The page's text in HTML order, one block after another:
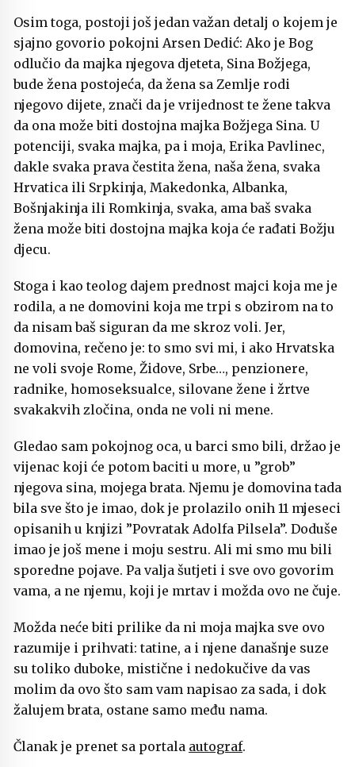
Osim toga, postoji još jedan važan detalj o kojem je
sjajno govorio pokojni Arsen Dedić: Ako je Bog
odlučio da majka njegova djeteta, Sina Božjega,
bude žena postojeća, da žena sa Zemlje rodi
njegovo dijete, znači da je vrijednost te žene takva
da ona može biti dostojna majka Božjega Sina. U
potenciji, svaka majka, pa i moja, Erika Pavlinec,
dakle svaka prava čestita žena, naša žena, svaka
Hrvatica ili Srpkinja, Makedonka, Albanka,
Bošnjakinja ili Romkinja, svaka, ama baš svaka
žena može biti dostojna majka koja će rađati Božju
djecu.
Stoga i kao teolog dajem prednost majci koja me je
rodila, a ne domovini koja me trpi s obzirom na to
da nisam baš siguran da me skroz voli. Jer,
domovina, rečeno je: to smo svi mi, i ako Hrvatska
ne voli svoje Rome, Židove, Srbe…, penzionere,
radnike, homoseksualce, silovane žene i žrtve
svakakvih zločina, onda ne voli ni mene.
Gledao sam pokojnog oca, u barci smo bili, držao je
vijenac koji će potom baciti u more, u ”grob”
njegova sina, mojega brata. Njemu je domovina tada
bila sve što je imao, dok je prolazilo onih 11 mjeseci
opisanih u knjizi ”Povratak Adolfa Pilsela”. Doduše
imao je još mene i moju sestru. Ali mi smo mu bili
sporedne pojave. Pa valja šutjeti i sve ovo govorim
vama, a ne njemu, koji je mrtav i možda ovo ne čuje.
Možda neće biti prilike da ni moja majka sve ovo
razumije i prihvati: tatine, a i njene današnje suze
su toliko duboke, mistične i nedokučive da vas
molim da ovo što sam vam napisao za sada, i dok
žalujem brata, ostane samo među nama.
Članak je prenet sa portala autograf.